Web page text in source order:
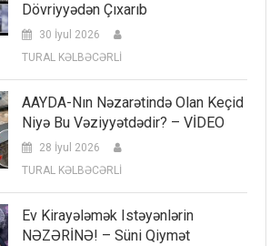
Dövriyyədən Çıxarıb
30 İyul 2026
TURAL KƏLBƏCƏRLİ
AAYDA-Nın Nəzarətində Olan Keçid
Niyə Bu Vəziyyətdədir? – VİDEO
28 İyul 2026
TURAL KƏLBƏCƏRLİ
Ev Kirayələmək Istəyənlərin
NƏZƏRİNƏ! – Süni Qiymət